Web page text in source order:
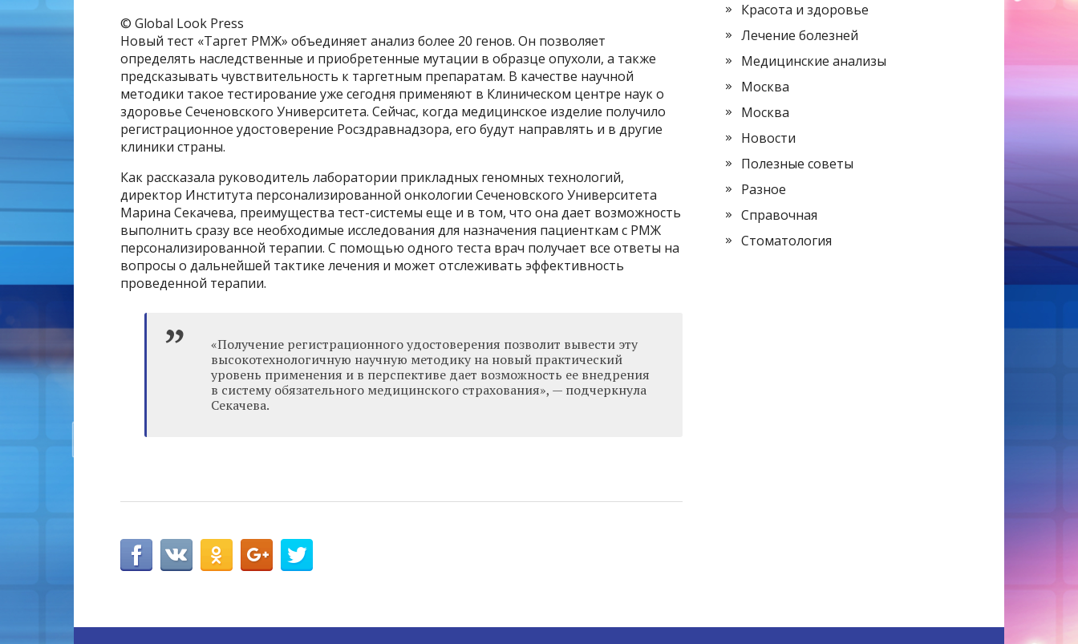
© Global Look Press
Новый тест «Таргет РМЖ» объединяет анализ более 20 генов. Он позволяет
определять наследственные и приобретенные мутации в образце опухоли, а также
предсказывать чувствительность к таргетным препаратам. В качестве научной
методики такое тестирование уже сегодня применяют в Клиническом центре наук о
здоровье Сеченовского Университета. Сейчас, когда медицинское изделие получило
регистрационное удостоверение Росздравнадзора, его будут направлять и в другие
клиники страны.
Как рассказала руководитель лаборатории прикладных геномных технологий,
директор Института персонализированной онкологии Сеченовского Университета
Марина Секачева, преимущества тест-системы еще и в том, что она дает возможность
выполнить сразу все необходимые исследования для назначения пациенткам с РМЖ
персонализированной терапии. С помощью одного теста врач получает все ответы на
вопросы о дальнейшей тактике лечения и может отслеживать эффективность
проведенной терапии.
«Получение регистрационного удостоверения позволит вывести эту
высокотехнологичную научную методику на новый практический
уровень применения и в перспективе дает возможность ее внедрения
в систему обязательного медицинского страхования», — подчеркнула
Секачева.
Красота и здоровье
Лечение болезней
Медицинские анализы
Москва
Москва
Новости
Полезные советы
Разное
Справочная
Стоматология